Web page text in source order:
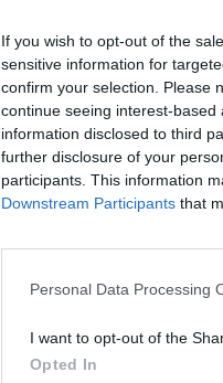
If you wish to opt-out of the
sensitive information for
confirm your selection. Please
continue seeing interest-
information disclosed to third
further disclosure of your
participants. This information
Downstream Participants that
Personal Data Processing
I want to opt-out of the
Opted In